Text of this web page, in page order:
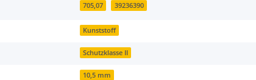
705,07 39236390
Kunststoff
Schutzklasse II
10,5 mm